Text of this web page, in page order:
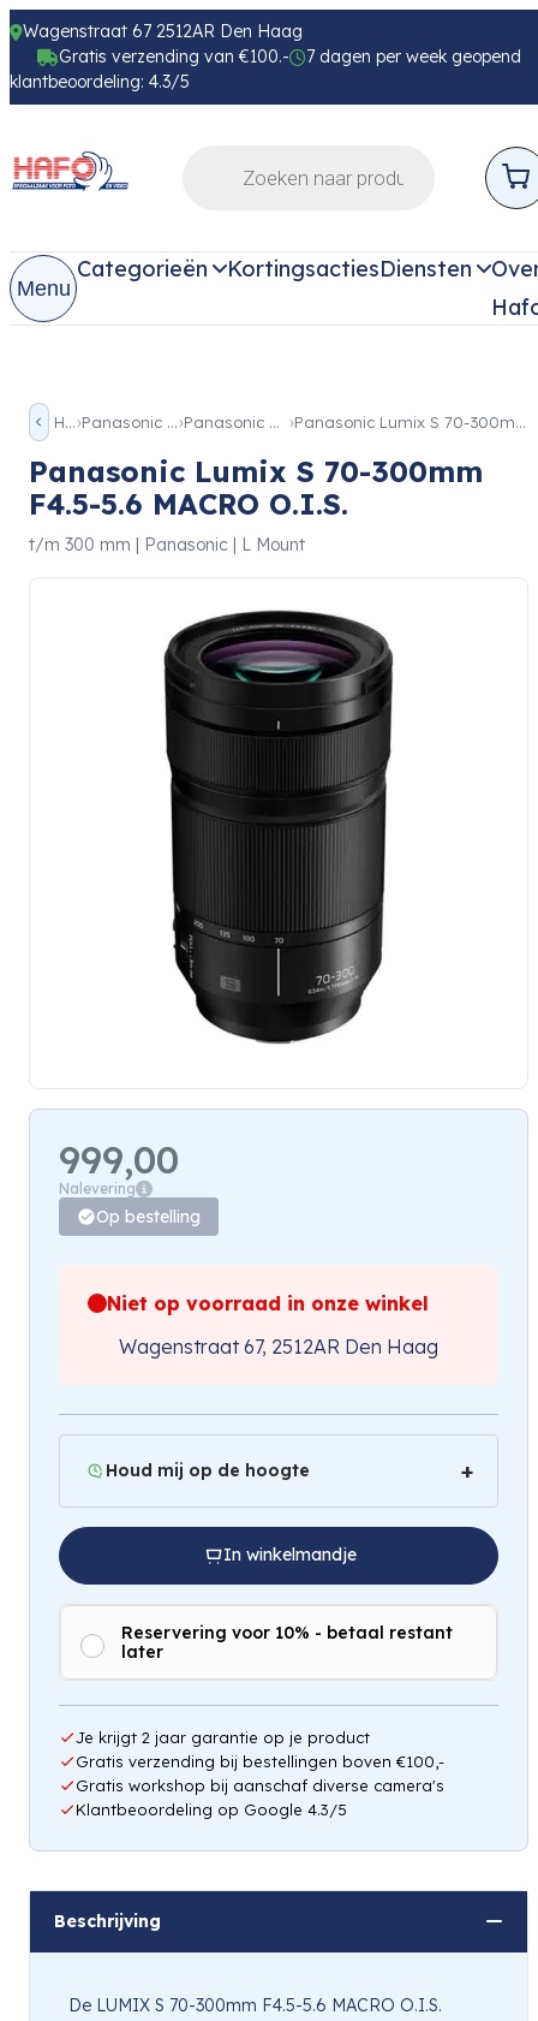
Wagenstraat 67 2512AR Den Haag
Gratis verzending van €100.-
7 dagen per week geopend
klantbeoordeling: 4.3/5
Menu
Categorieën KortingsactiesDiensten
Home Panasonic Objectieven Panasonic S Objectieven Panasonic Lumix S 70-300mm F4.5-5.6 MACRO O.I.S.
Panasonic Lumix S 70-300mm
F4.5-5.6 MACRO O.I.S.
t/m 300 mm | Panasonic | L Mount
999,00
Nalevering
Op bestelling
Niet op voorraad in onze winkel
Wagenstraat 67, 2512AR Den Haag
Houd mij op de hoogte
Hou mij op de hoogte
In winkelmandje
Reservering voor 10% - betaal restant
later
Je krijgt 2 jaar garantie op je product
Gratis verzending bij bestellingen boven €100,-
Gratis workshop bij aanschaf diverse camera's
Klantbeoordeling op Google 4.3/5
Beschrijving
De LUMIX S 70-300mm F4.5-5.6 MACRO O.I.S.